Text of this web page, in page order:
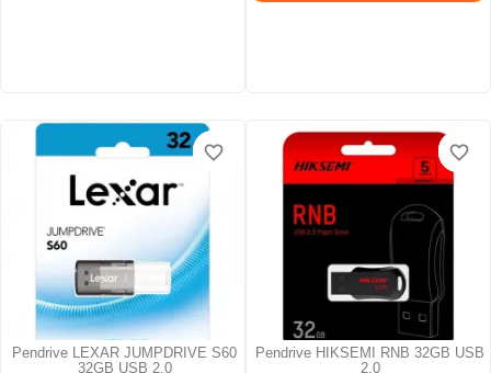
Pendrive LEXAR JUMPDRIVE S60
32GB USB 2.0
favorite_border
favorite_border
Pendrive HIKSEMI RNB 32GB USB
2.0
favorite_border
favorite_border